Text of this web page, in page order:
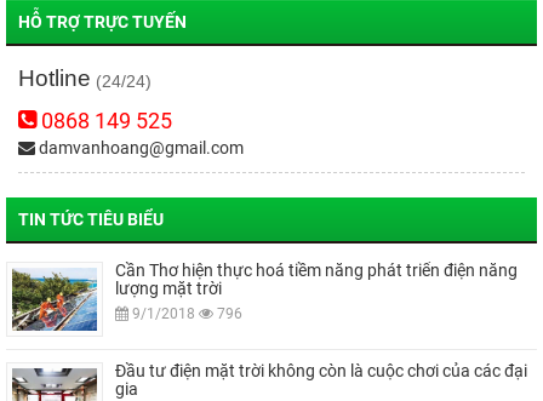
HỖ TRỢ TRỰC TUYẾN
Hotline (24/24)
0868 149 525
damvanhoang@gmail.com
TIN TỨC TIÊU BIỂU
Cần Thơ hiện thực hoá tiềm năng phát triển điện năng
lượng mặt trời
9/1/2018 796
Đầu tư điện mặt trời không còn là cuộc chơi của các đại
gia